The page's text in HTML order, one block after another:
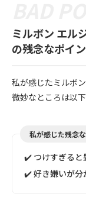
ミルボン エル
の残念なポイ
私が感じたミルボ
微妙なところは以下
私が感じた残念
✔️ つけすぎると
✔️ 好き嫌いが分